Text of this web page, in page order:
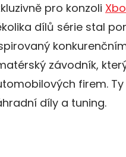
pro konzoli
dílů série stal
závodník,
firem.
díly a tuning.